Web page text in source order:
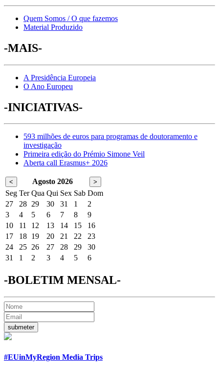
Quem Somos / O que fazemos
Material Produzido
-MAIS-
A Presidência Europeia
O Ano Europeu
-INICIATIVAS-
593 milhões de euros para programas de doutoramento e
investigação
Primeira edição do Prémio Simone Veil
Aberta call Erasmus+ 2026
< Agosto 2026 >
Seg Ter Qua Qui Sex Sab Dom
27
28 29 30 31 1
2
3
4 5 6 7 8
9
10
11 12 13 14 15
16
17
18 19 20 21 22
23
24
25 26 27 28 29
30
31
1 2 3 4 5 6
-BOLETIM MENSAL-
#EUinMyRegion Media Trips